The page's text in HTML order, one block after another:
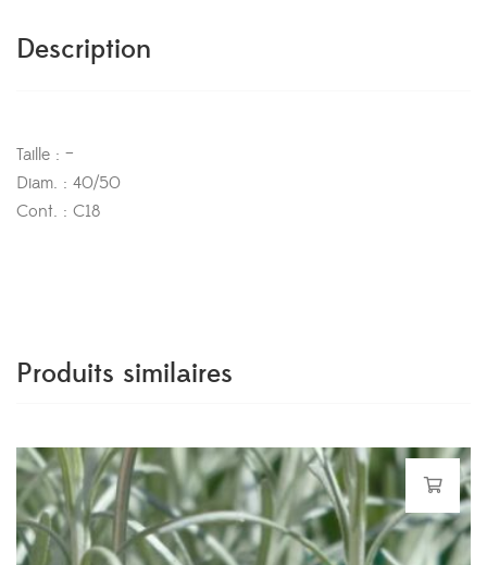
Description
Taille : –
Diam. : 40/50
Cont. : C18
Produits similaires